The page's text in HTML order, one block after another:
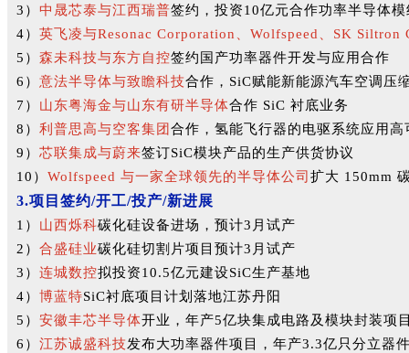
3） 中晟芯泰与江西瑞普签约，投资10亿元合作功率半导体
4） 英飞凌与Resonac Corporation、Wolfspeed、SK Siltron
5） 森未科技与东方自控签约国产功率器件开发与应用合作
6） 意法半导体与致瞻科技合作，SiC赋能新能源汽车空调压
7） 山东粤海金与山东有研半导体合作 SiC 衬底业务
8） 利普思高与空客集团 合作，氢能飞行器的电驱系统应用高
9） 芯联集成与蔚来签订SiC模块产品的生产供货协议
10） Wolfspeed 与一家全球领先的半导体公司 扩大 150mm
3.项目签约/开工/投产/新进展
1） 山西烁科碳化硅设备进场，预计3月试产
2） 合盛硅业碳化硅切割片项目预计3月试产
3） 连城数控拟投资10.5亿元建设SiC生产基地
4） 博蓝特SiC衬底项目计划落地江苏丹阳
5） 安徽丰芯半导体开业，年产5亿块集成电路及模块封装项
6） 江苏诚盛科技发布大功率器件项目，年产3.3亿只分立器